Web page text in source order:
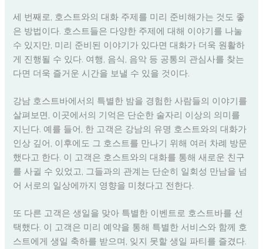
세 번째로, 호스트와의 대화 주제를 미리 준비해가는 것도 좋
은 방법이다. 호스트들은 다양한 주제에 대해 이야기를 나눌
수 있지만, 미리 준비된 이야기가 있다면 대화가 더욱 원활하
게 진행될 수 있다. 여행, 음식, 음악 등 공통의 관심사를 찾는
다면 더욱 즐거운 시간을 보낼 수 있을 것이다.
강남 호스트바에서의 특별한 밤을 경험한 사람들의 이야기를
살펴보면, 이곳에서의 기억은 단순한 술자리 이상의 의미를
지닌다. 예를 들어, 한 고객은 강남의 유명 호스트와의 대화가
인상 깊어, 이후에도 그 호스트를 만나기 위해 여러 차례 방문
했다고 한다. 이 고객은 호스트와의 대화를 통해 새로운 친구
를 사귈 수 있었고, 그들과의 관계는 단순히 일회성 만남을 넘
어 서로의 일상에까지 영향을 미쳤다고 전한다.
또 다른 고객은 생일을 맞아 특별한 이벤트로 호스트바를 선
택했다. 이 고객은 미리 예약을 통해 특별한 서비스와 함께 호
스트에게 생일 축하를 받으며, 잊지 못할 생일 파티를 즐겼다.